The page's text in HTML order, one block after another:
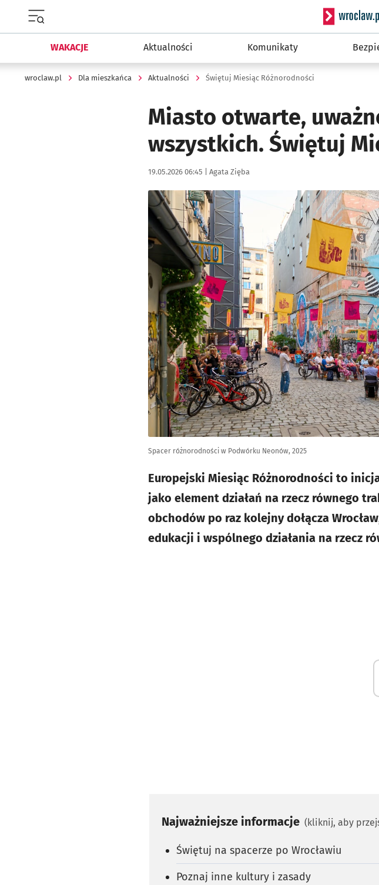
Serwis
WAKACJE Aktualności Komunikaty
wroclaw.pl Dla mieszkańca Aktualności Świętuj Miesiąc Różnorodności
Miasto otwarte,
wszystkich. Świętuj
Data publikacji:
19.05.2026 06:45 | Autor:
Agata Zięba
Kliknij, aby powiększyć
Spacer różnorodności w Podwórku Neonów, 2025
Europejski Miesiąc Różnorodności to
jako element działań na rzecz równego
obchodów po raz kolejny dołącza
edukacji i wspólnego działania na rzecz
Najważniejsze informacje (kliknij, aby
Świętuj na spacerze po Wrocławiu
Poznaj inne kultury i zasady